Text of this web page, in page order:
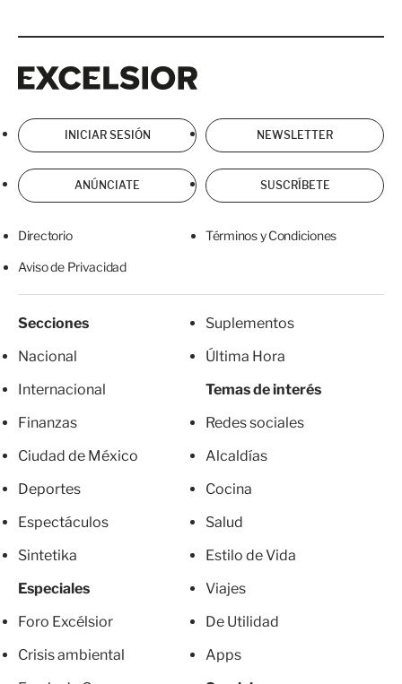
INICIAR SESIÓN NEWSLETTER
ANÚNCIATE SUSCRÍBETE
Directorio Términos y Condiciones
Aviso de Privacidad
Secciones
Nacional
Internacional
Finanzas
Ciudad de México
Deportes
Espectáculos
Sintetika
Especiales
Foro Excélsior
Crisis ambiental
Suplementos
Última Hora
Temas de interés
Redes sociales
Alcaldías
Cocina
Salud
Estilo de Vida
Viajes
De Utilidad
Apps